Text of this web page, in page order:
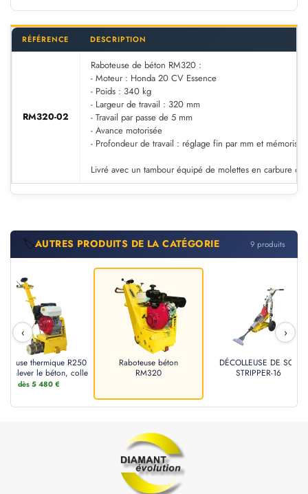
RÉFÉRENCE DESCRIPTION
RM320-02
Raboteuse de béton RM320 :
- Moteur : Honda 20 CV Essence
- Poids : 340 kg
- Largeur de travail : 320 mm
- Travail par passe de 5 mm
- Avance motorisée
- Profondeur de travail : réglage fin par mm et
Livré avec un tambour équipé de molettes en carbure
🏷️AUTRES PRODUITS DE LA CATÉGORIE 9 produits
‹ ›
thermique R250
enlever le béton, colle
dès 5 480 €
Raboteuse béton
RM320
DÉCOLLEUSE DE SOL
STRIPPER-16